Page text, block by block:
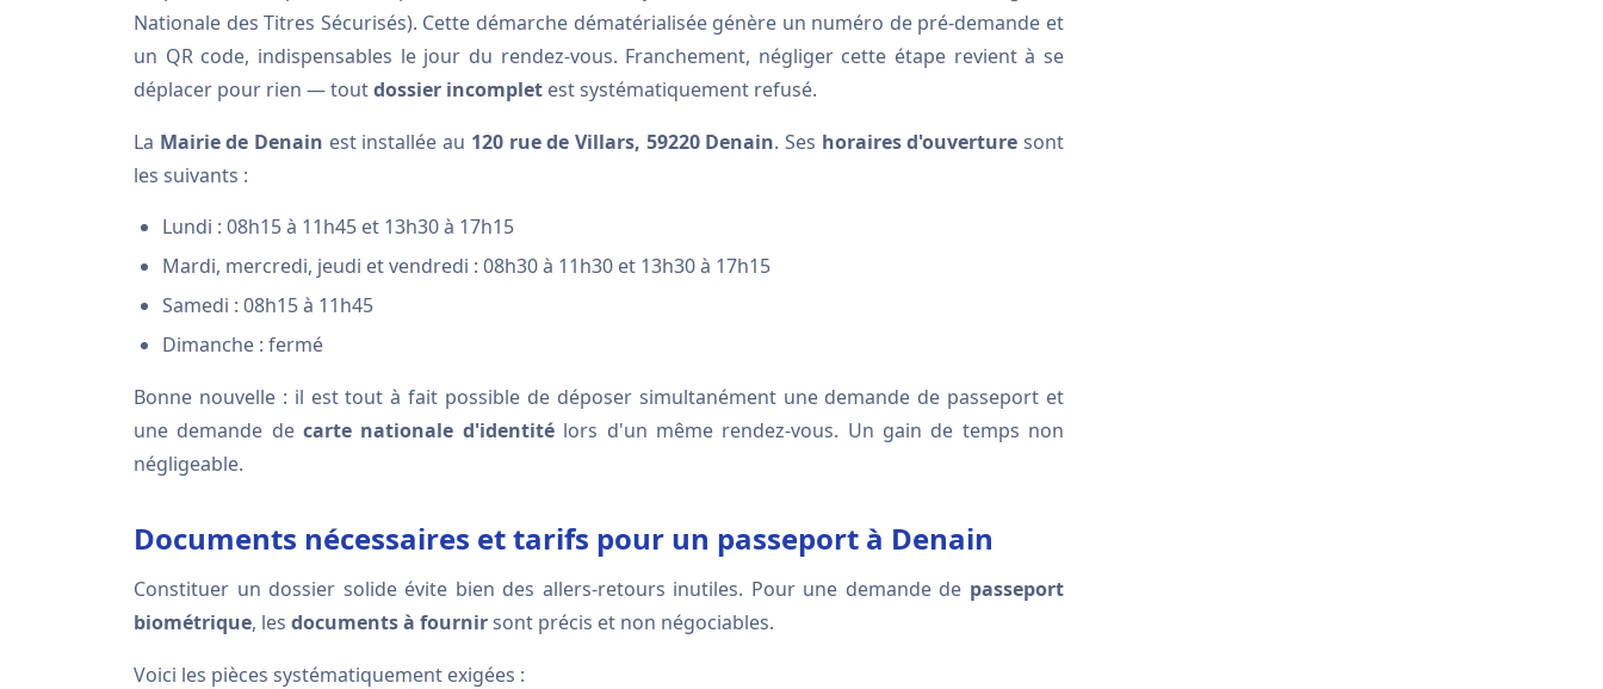
Nationale des Titres Sécurisés). Cette démarche dématérialisée génère un numéro de pré-demande et
un QR code, indispensables le jour du rendez-vous. Franchement, négliger cette étape revient à se
déplacer pour rien — toutdossier incomplet est systématiquement refusé.
La Mairie de Denain est installée au 120 rue de Villars, 59220 Denain. Ses horaires d'ouverture sont
les suivants :
Lundi : 08h15 à 11h45 et 13h30 à 17h15
Mardi, mercredi, jeudi et vendredi : 08h30 à 11h30 et 13h30 à 17h15
Samedi : 08h15 à 11h45
Dimanche : fermé
Bonne nouvelle : il est tout à fait possible de déposer simultanément une demande de passeport et
une demande decarte nationale d'identitélors d'un même rendez-vous. Un gain de temps non
négligeable.
Documents nécessaires et tarifs pour un passeport à Denain
Constituer un dossier solide évite bien des allers-retours inutiles. Pour une demande de passeport
biométrique, les documents à fournirsont précis et non négociables.
Voici les pièces systématiquement exigées :